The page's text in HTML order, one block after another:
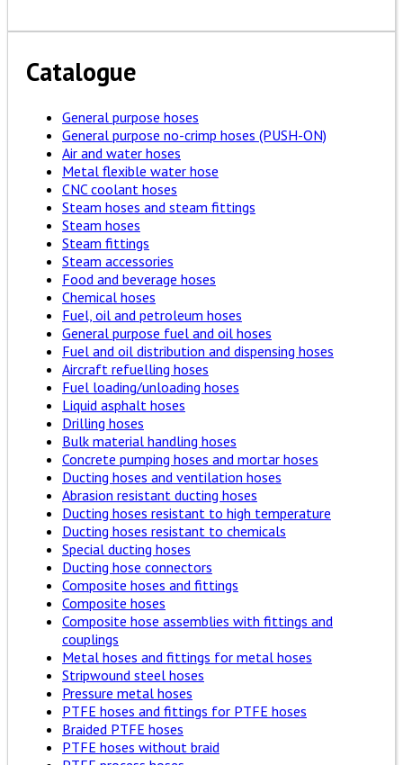
Catalogue
General purpose hoses
General purpose no-crimp hoses (PUSH-ON)
Air and water hoses
Metal flexible water hose
CNC coolant hoses
Steam hoses and steam fittings
Steam hoses
Steam fittings
Steam accessories
Food and beverage hoses
Chemical hoses
Fuel, oil and petroleum hoses
General purpose fuel and oil hoses
Fuel and oil distribution and dispensing hoses
Aircraft refuelling hoses
Fuel loading/unloading hoses
Liquid asphalt hoses
Drilling hoses
Bulk material handling hoses
Concrete pumping hoses and mortar hoses
Ducting hoses and ventilation hoses
Abrasion resistant ducting hoses
Ducting hoses resistant to high temperature
Ducting hoses resistant to chemicals
Special ducting hoses
Ducting hose connectors
Composite hoses and fittings
Composite hoses
Composite hose assemblies with fittings and
couplings
Metal hoses and fittings for metal hoses
Stripwound steel hoses
Pressure metal hoses
PTFE hoses and fittings for PTFE hoses
Braided PTFE hoses
PTFE hoses without braid